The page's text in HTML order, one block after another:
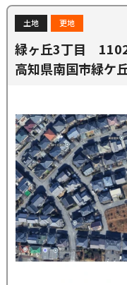
土地 更地
緑ヶ丘3丁目
高知県南国市緑ケ